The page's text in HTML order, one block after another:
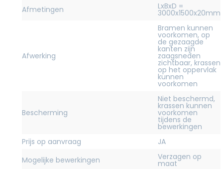
Afmetingen
LxBxD =
3000x1500x20mm
Afwerking
Bramen kunnen
voorkomen, op
de gezaagde
kanten zijn
zaagsneden
zichtbaar, krassen
op het oppervlak
kunnen
voorkomen
Bescherming
Niet beschermd,
krassen kunnen
voorkomen
tijdens de
bewerkingen
Prijs op aanvraag
JA
Mogelijke bewerkingen
Verzagen op
maat